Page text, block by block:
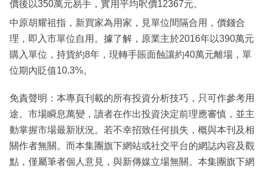
價後以350萬元易手，實用平均呎價12367元。
中原胡耀祖指，新買家為用家，見單位間隔合用，價錢合
理，即入市單位自用。據了解，原業主於2016年以390萬元
購入單位，持貨約8年，現轉手賬面蝕讓約40萬元離場，單
位期內貶值10.3%。
免責聲明：本專頁刊載的所有投資分析技巧，只可作參考用
途。市場瞬息萬變，讀者在作出投資決定前理應審慎，並主
動掌握市場最新狀況。若不幸招致任何損失，概與本刊及相
關作者無關。而本集團旗下網站或社交平台的網誌內容及觀
點，僅屬筆者個人意見，與新傳媒立場無關。本集團旗下網